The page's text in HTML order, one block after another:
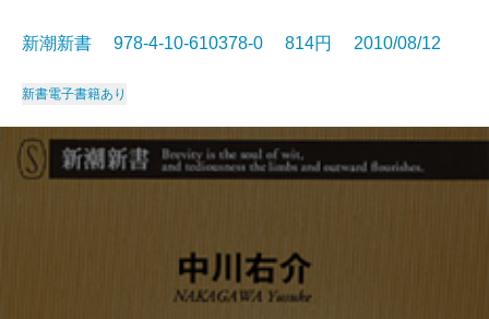
新潮新書 978-4-10-610378-0 814円 2010/08/12
新書電子書籍あり